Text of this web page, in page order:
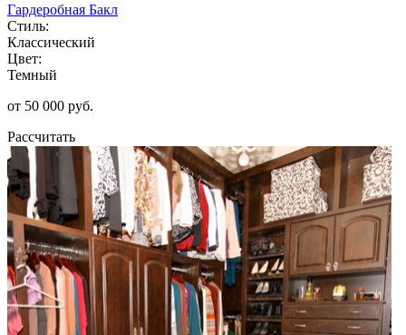
Гардеробная Бакл
Стиль:
Классический
Цвет:
Темный
от 50 000 руб.
Рассчитать